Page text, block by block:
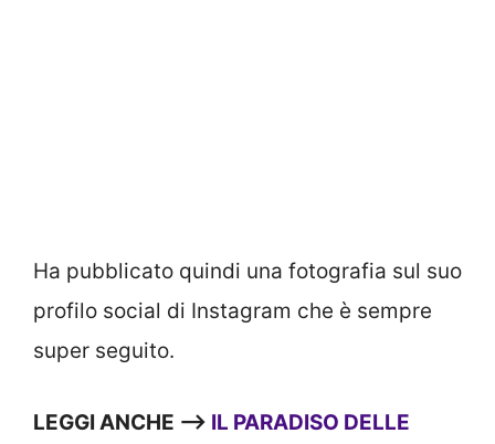
Ha pubblicato quindi una fotografia sul suo
profilo social di Instagram che è sempre
super seguito.
LEGGI ANCHE —-> IL PARADISO DELLE